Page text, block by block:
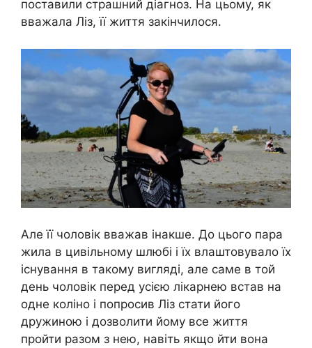
поставили страшний діагноз. На цьому, як
вважала Ліз, її життя закінчилося.
Але її чоловік вважав інакше. До цього пара
жила в цивільному шлюбі і їх влаштовувало їх
існування в такому вигляді, але саме в той
день чоловік перед усією лікарнею встав на
одне коліно і попросив Ліз стати його
дружиною і дозволити йому все життя
пройти разом з нею, навіть якщо йти вона